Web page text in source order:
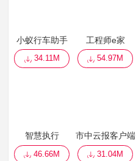
小蚁行车助手
34.11M
工程师e家
54.97M
智慧执行
46.66M
市中云报客户端
31.04M